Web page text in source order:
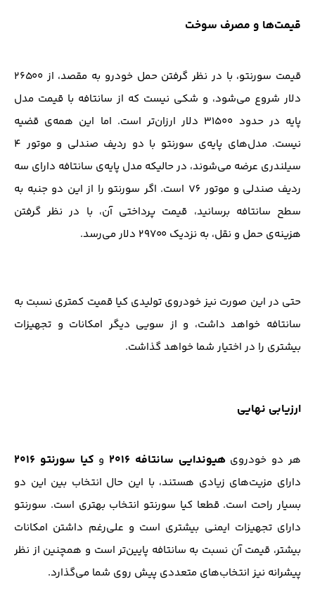
قیمت‌ها و مصرف سوخت
قیمت سورنتو، با در نظر گرفتن حمل خودرو به مقصد، از ۲۶۵۰۰
دلار شروع می‌شود، و شکی نیست که از سانتافه با قیمت مدل
پایه‌ در حدود ۳۱۵۰۰ دلار ارزان‌تر است. اما این همه‌ی قضیه
نیست. مدل‌های پایه‌ی سورنتو با دو ردیف صندلی و موتور ۴
سیلندری عرضه می‌شوند، در حالیکه مدل پایه‌ی سانتافه دارای سه
ردیف صندلی و موتور V6 است. اگر سورنتو را از این دو جنبه به
سطح سانتافه برسانید، قیمت پرداختی آن، با در نظر گرفتن
هزینه‌ی حمل و نقل، به نزدیک ۲۹۷۰۰ دلار می‌رسد.
حتی در این صورت نیز خودروی تولیدی کیا قمیت کمتری نسبت به
سانتافه خواهد داشت، و از سویی دیگر امکانات و تجهیزات
بیشتری را در اختیار شما خواهد گذاشت.
ارزیابی نهایی
هر دو خودرویهیوندایی سانتافه ۲۰۱۶ و کیا سورنتو ۲۰۱۶
دارای مزیت‌های زیادی هستند، با این حال انتخاب بین این دو
بسیار راحت است. قطعا کیا سورنتو انتخاب بهتری است. سورنتو
دارای تجهیزات ایمنی بیشتری است و علی‌رغم داشتن امکانات
بیشتر، قیمت آن نسبت به سانتافه پایین‌تر است و همچنین از نظر
پیشرانه نیز انتخاب‌های متعددی پیش روی شما می‌گذارد.